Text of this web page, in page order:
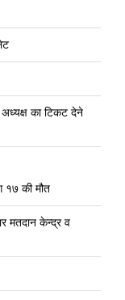
अध्यक्ष का टिकट देने
१७ की मौत
मतदान केन्द्र व